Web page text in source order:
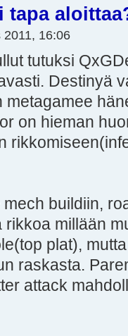
tapa
2011, 16:06
tutuksi
Destinyä
on hieman
buildiin,
millään
plat),
raskasta.
attack